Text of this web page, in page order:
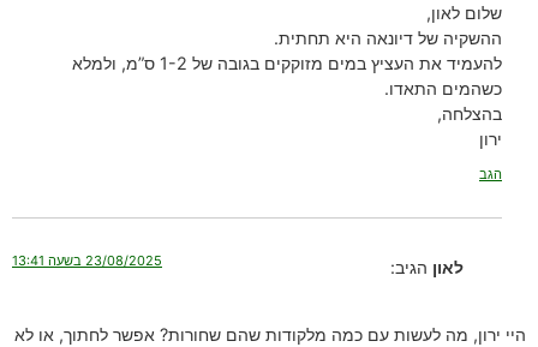
שלום לאון,
ההשקיה של דיונאה היא תחתית.
להעמיד את העציץ במים מזוקקים בגובה של 1-2 ס”מ, ולמלא
כשהמים התאדו.
בהצלחה,
ירון
הגב
לאון הגיב: 23/08/2025 בשעה 13:41
היי ירון, מה לעשות עם כמה מלקודות שהם שחורות? אפשר לחתוך, או לא